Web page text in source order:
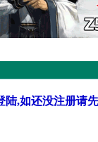
,如还没注册请